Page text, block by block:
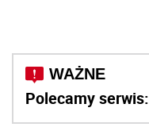
Polecamy serwis: